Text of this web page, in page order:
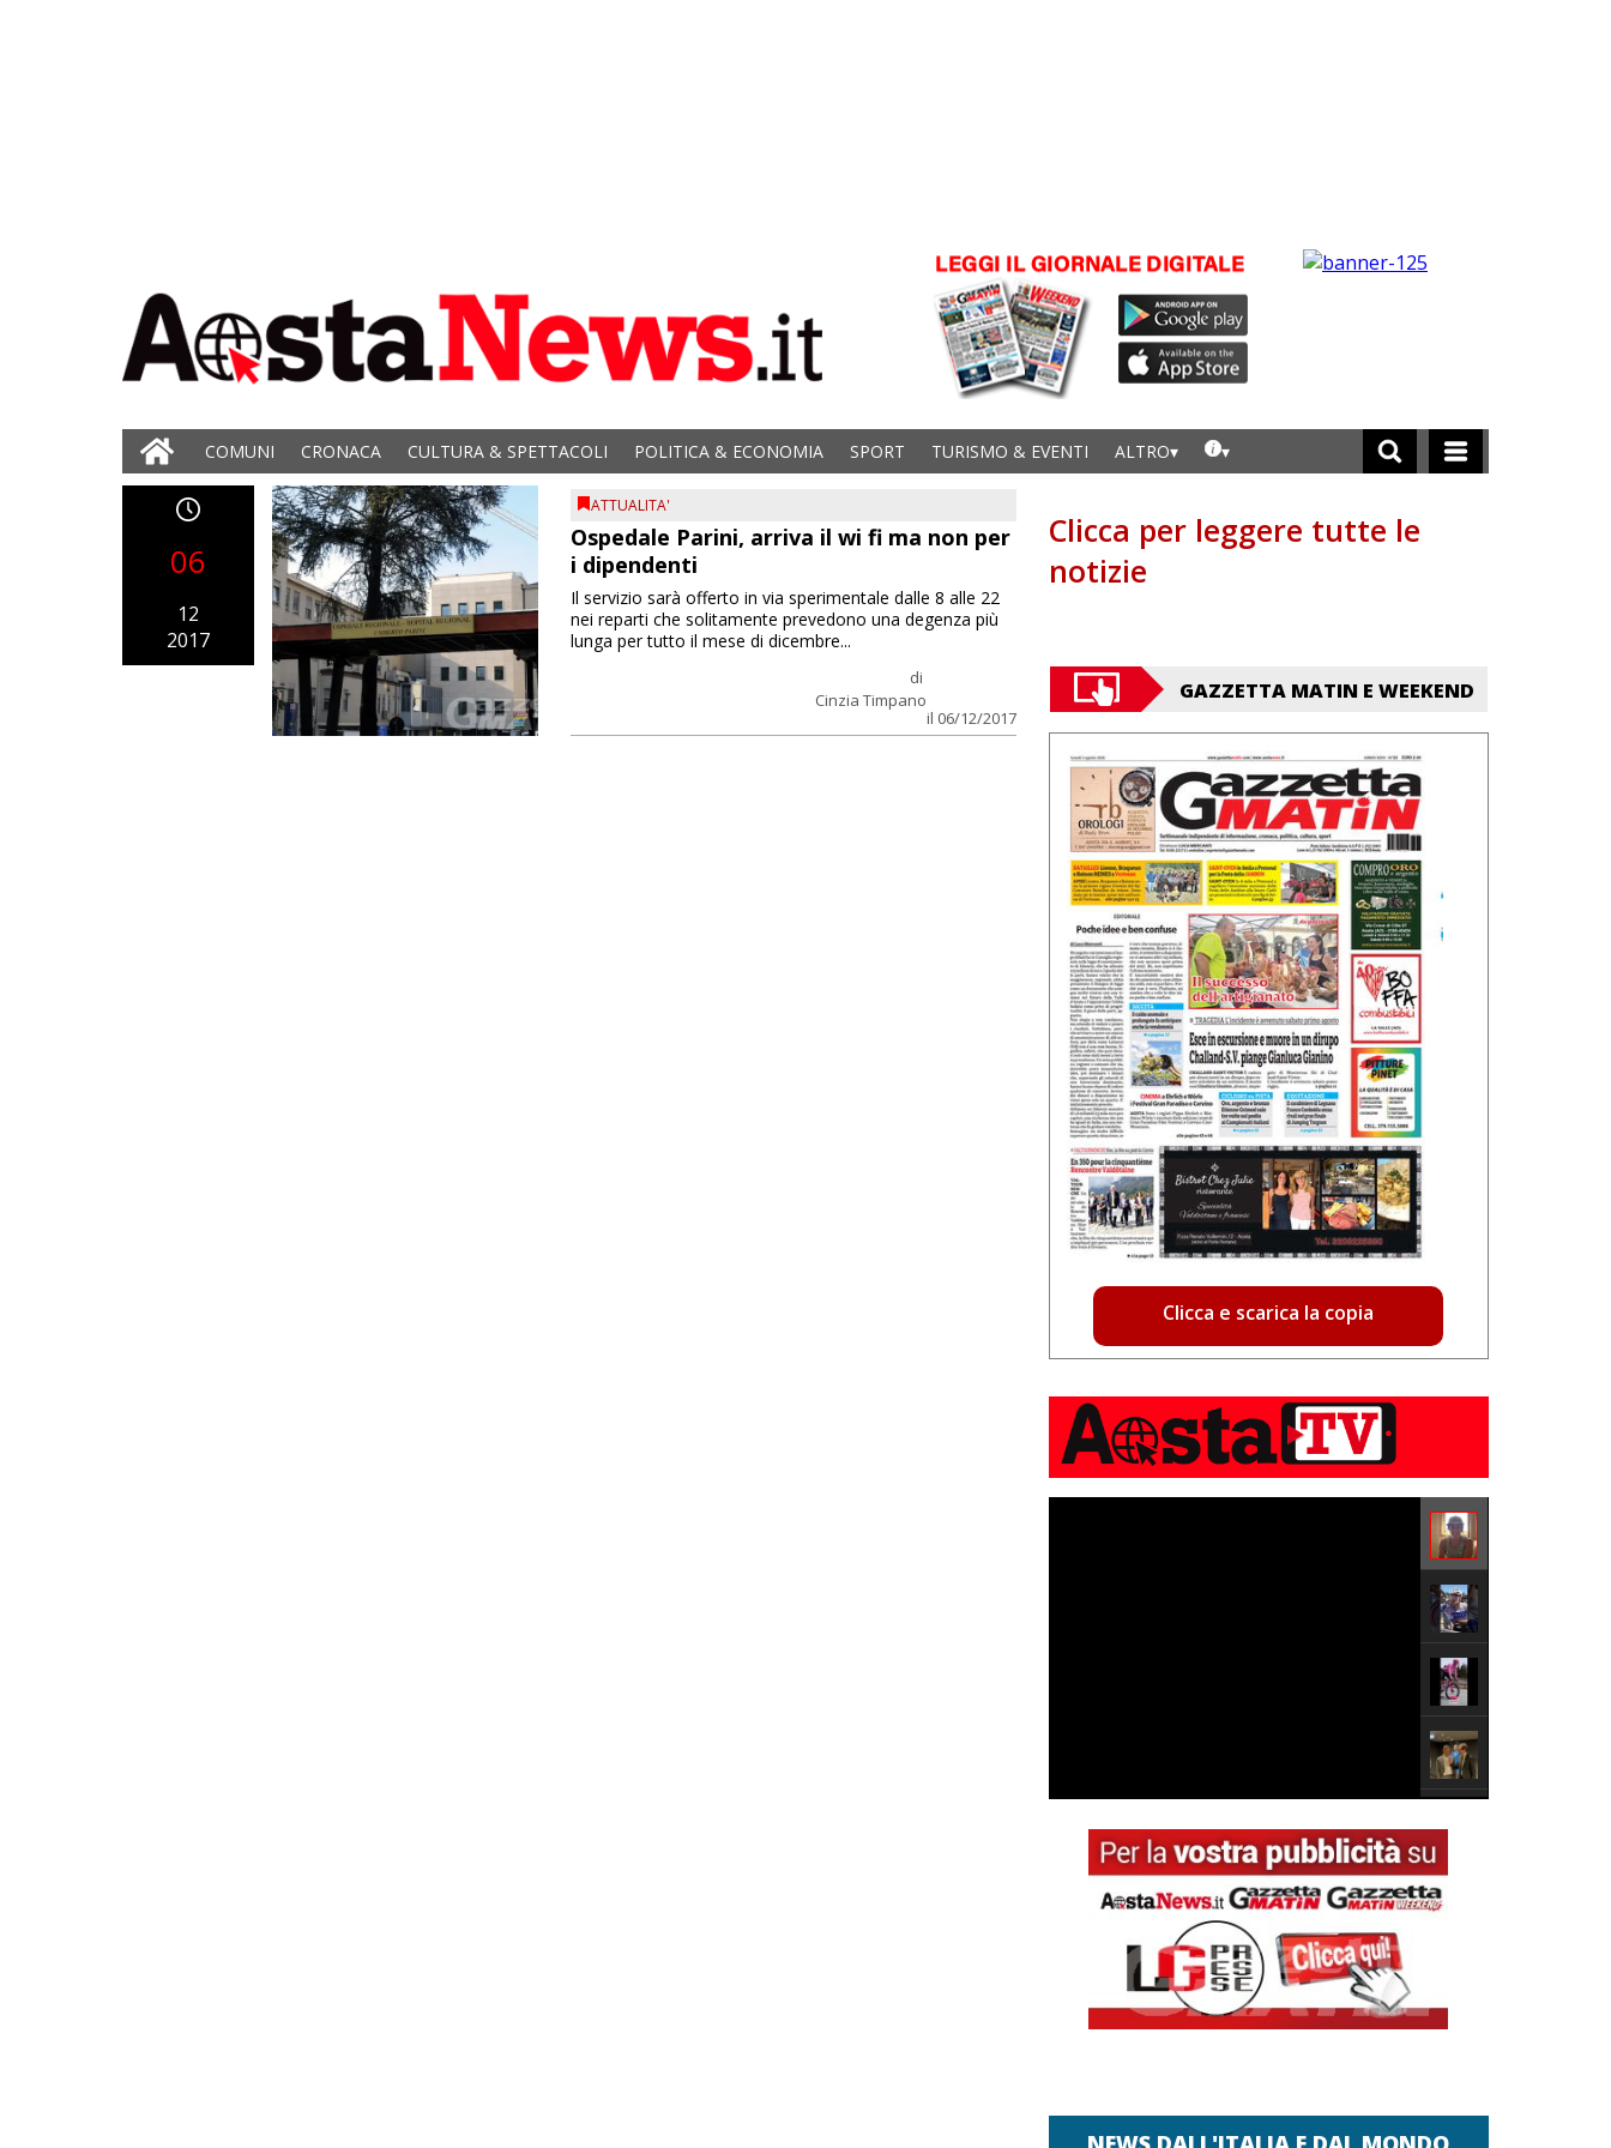
COMUNI CRONACA CULTURA & SPETTACOLI POLITICA & ECONOMIA SPORT TURISMO & EVENTI ALTRO
06
12
2017
ATTUALITA'
Ospedale Parini, arriva il wi fi ma non per
i dipendenti
di
Cinzia Timpano
il 06/12/2017
Il servizio sarà offerto in via sperimentale dalle 8 alle 22
nei reparti che solitamente prevedono una degenza più
lunga per tutto il mese di dicembre...
Clicca per leggere tutte le
notizie
GAZZETTA MATIN E WEEKEND
Clicca e scarica la copia